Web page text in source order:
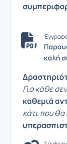
καλή
Για κάθε
καθεμιά
κάτι που θα